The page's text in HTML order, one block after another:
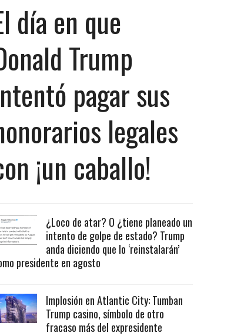
día en que
Trump
pagar sus
legales
¡un caballo!
¿Loco de atar? O ¿tiene planeado un
intento de golpe de estado? Trump
anda diciendo que lo ‘reinstalarán’
presidente en agosto
Implosión en Atlantic City: Tumban
Trump casino, símbolo de otro
fracaso más del expresidente